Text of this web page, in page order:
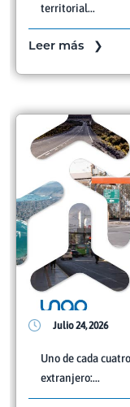
territorial...
Leer más ❯
Julio 24, 2026
Uno de cada
extranjero:...